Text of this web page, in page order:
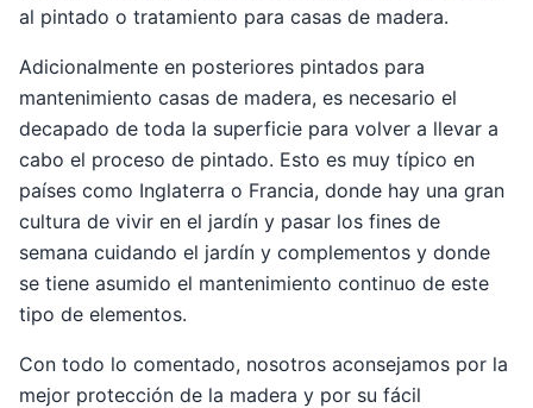
al pintado o tratamiento para casas de madera.
Adicionalmente en posteriores pintados para
mantenimiento casas de madera, es necesario el
decapado de toda la superficie para volver a llevar a
cabo el proceso de pintado. Esto es muy típico en
países como Inglaterra o Francia, donde hay una gran
cultura de vivir en el jardín y pasar los fines de
semana cuidando el jardín y complementos y donde
se tiene asumido el mantenimiento continuo de este
tipo de elementos.
Con todo lo comentado, nosotros aconsejamos por la
mejor protección de la madera y por su fácil